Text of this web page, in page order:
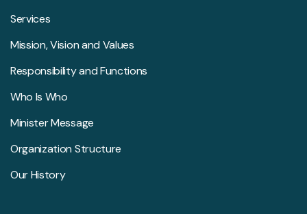
Services
Mission, Vision and Values
Responsibility and Functions
Who Is Who
Minister Message
Organization Structure
Our History